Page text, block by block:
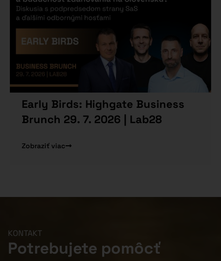
Early Birds: Highgate Business
Brunch 29. 7. 2026 | Lab28
Zobraziť viac
KONTAKT
Potrebujete pomôcť